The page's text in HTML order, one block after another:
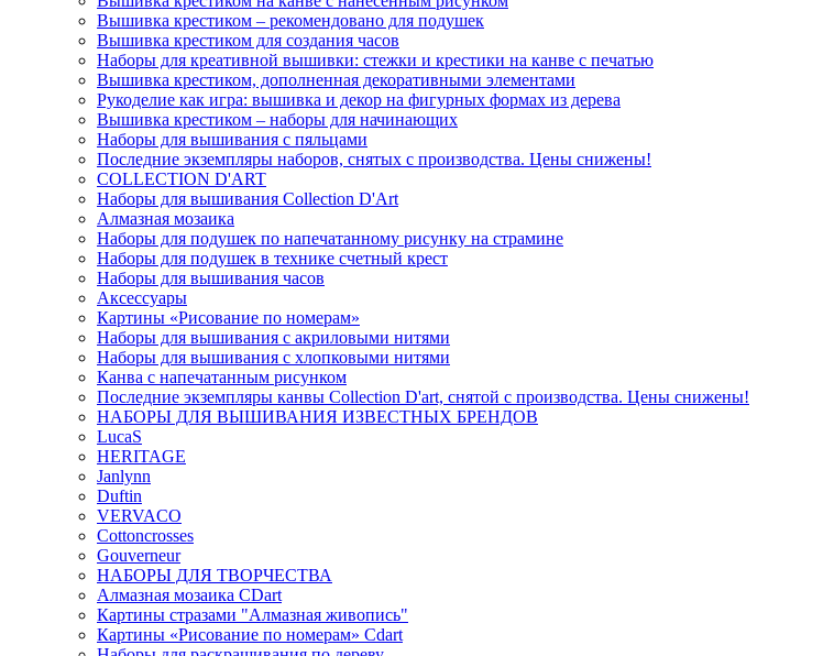
Вышивка крестиком – рекомендовано для подушек
Вышивка крестиком для создания часов
Наборы для креативной вышивки: стежки и крестики на канве с печатью
Вышивка крестиком, дополненная декоративными элементами
Рукоделие как игра: вышивка и декор на фигурных формах из дерева
Вышивка крестиком – наборы для начинающих
Наборы для вышивания с пяльцами
Последние экземпляры наборов, снятых с производства. Цены снижены!
COLLECTION D'ART
Наборы для вышивания Collection D'Art
Алмазная мозаика
Наборы для подушек по напечатанному рисунку на страмине
Наборы для подушек в технике счетный крест
Наборы для вышивания часов
Аксессуары
Картины «Рисование по номерам»
Наборы для вышивания с акриловыми нитями
Наборы для вышивания с хлопковыми нитями
Канва с напечатанным рисунком
Последние экземпляры канвы Collection D'art, снятой с производства. Цены снижены!
НАБОРЫ ДЛЯ ВЫШИВАНИЯ ИЗВЕСТНЫХ БРЕНДОВ
LucaS
HERITAGE
Janlynn
Duftin
VERVACO
Cottoncrosses
Gouverneur
НАБОРЫ ДЛЯ ТВОРЧЕСТВА
Алмазная мозаика CDart
Картины стразами "Алмазная живопись"
Картины «Рисование по номерам» Сdart